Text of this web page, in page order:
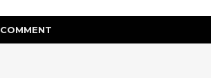
COMMENT